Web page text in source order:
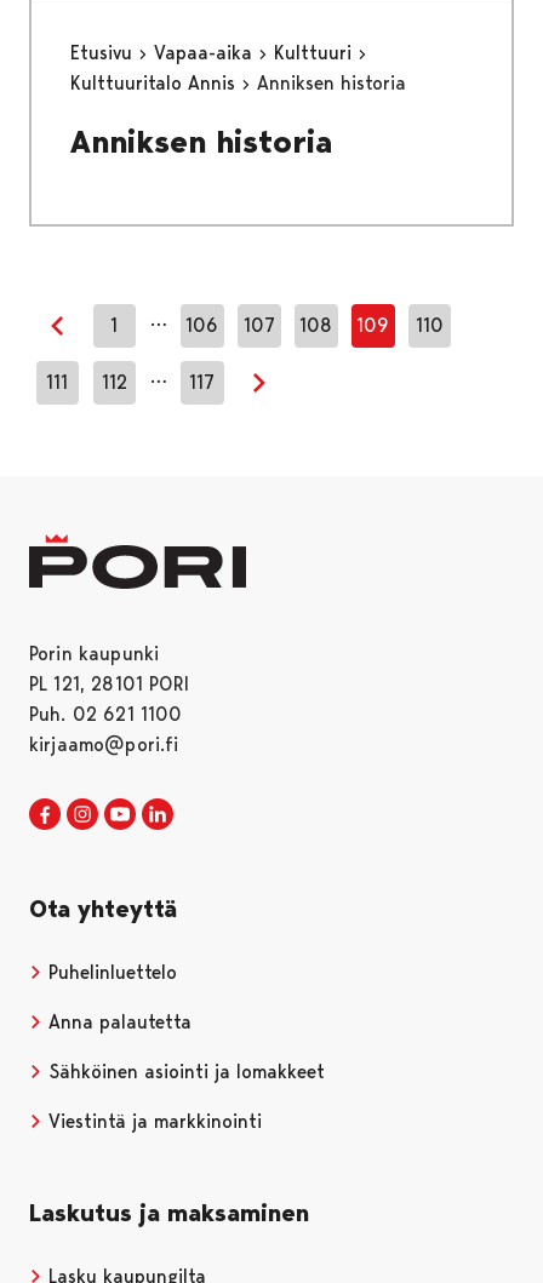
Etusivu Vapaa-aika
Kulttuuri
Kulttuuritalo Annis
Anniksen historia
Anniksen historia
Edellinen sivu
1 … 106 107 108 109 110
111 112 … 117
Seuraava sivu
Porin kaupunki
PL 121, 28101 PORI
Puh. 02 621 1100
kirjaamo@pori.fi
Porin kaupunki Facebookissa
Avautuu uudessa välilehdessä
Porin kaupunki Instagramissa
Avautuu uudessa välilehdessä
Porin kaupunki Youtubessa
Avautuu uudessa välilehdessä
Ota yhteyttä
Puhelinluettelo
Anna palautetta
Sähköinen asiointi ja lomakkeet
Viestintä ja markkinointi
Laskutus ja maksaminen
Lasku kaupungilta